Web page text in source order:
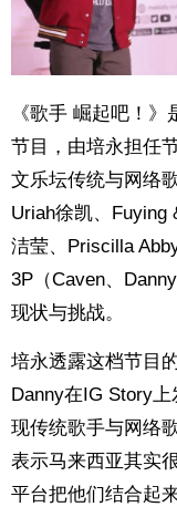
《歌手 崛起吧！
节目，由培永担任
文乐坛传统与网络
Uriah徐凯、Fuying
洁莹、Priscilla
3P（Caven、
现状与挑战。
培永透露这档节目
Danny在IG Story
现传统歌手与网络
表示马来西亚其实
平台把他们结合起